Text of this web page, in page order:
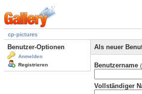
cp-pictures
Benutzer-Optionen
Anmelden
Registrieren
Als neuer
Benutzername
Vollständiger